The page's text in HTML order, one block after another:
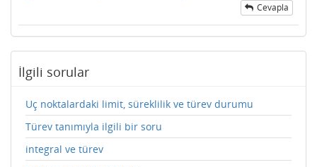
Cevapla
İlgili sorular
Uç noktalardaki limit, süreklilik ve türev durumu
Türev tanımıyla ilgili bir soru
integral ve türev